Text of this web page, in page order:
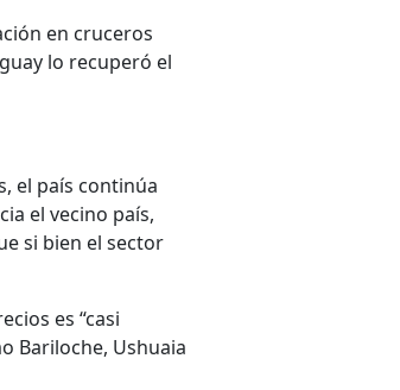
en cruceros
lo recuperó el
el país continúa
el vecino país,
si bien el sector
es “casi
Bariloche, Ushuaia